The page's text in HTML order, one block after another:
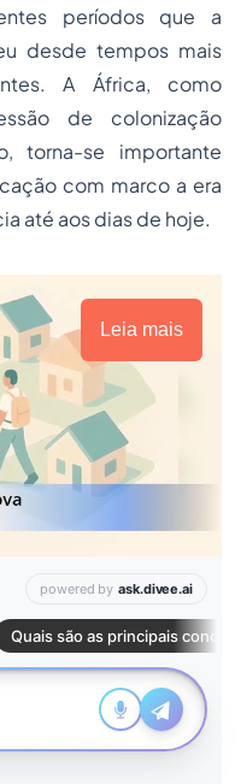
períodos que a
desde tempos mais
A África, como
de colonização
torna-se importante
com marco a era
até aos dias de hoje.
Leia mais